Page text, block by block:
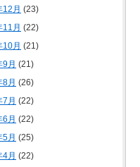
月 (23)
月 (22)
月 (21)
月 (21)
月 (26)
月 (22)
月 (22)
月 (25)
月 (22)